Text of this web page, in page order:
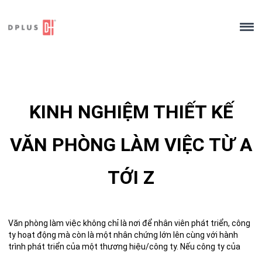
content
KINH NGHIỆM THIẾT KẾ
VĂN PHÒNG LÀM VIỆC TỪ A
TỚI Z
Văn phòng làm việc không chỉ là nơi để nhân viên phát triển, công
ty hoạt động mà còn là một nhân chứng lớn lên cùng với hành
trình phát triển của một thương hiệu/công ty. Nếu công ty của